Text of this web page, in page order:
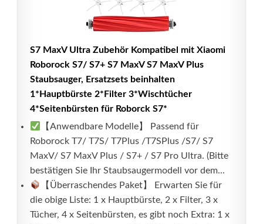
S7 MaxV Ultra Zubehör Kompatibel mit Xiaomi
Roborock S7/ S7+ S7 MaxV S7 MaxV Plus
Staubsauger, Ersatzsets beinhalten
1*Hauptbürste 2*Filter 3*Wischtücher
4*Seitenbürsten für Roborck S7*
【Anwendbare Modelle】 Passend für
Roborock T7/ T7S/ T7Plus /T7SPlus /S7/ S7
MaxV/ S7 MaxV Plus / S7+ / S7 Pro Ultra. (Bitte
bestätigen Sie Ihr Staubsaugermodell vor dem...
【Überraschendes Paket】 Erwarten Sie für
die obige Liste: 1 x Hauptbürste, 2 x Filter, 3 x
Tücher, 4 x Seitenbürsten, es gibt noch Extra: 1 x